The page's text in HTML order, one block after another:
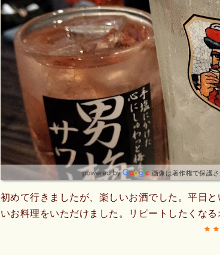
画像は著作権で保護
初めて行きましたが、楽しいお酒でした。平日
いお料理をいただけました。リピートしたくな